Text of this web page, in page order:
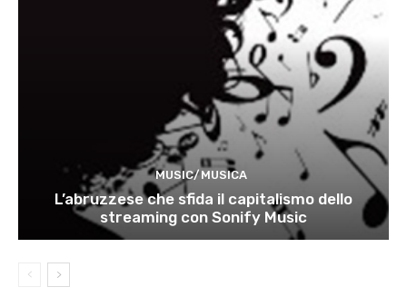
MUSIC/MUSICA
L’abruzzese che sfida il capitalismo dello
streaming con Sonify Music